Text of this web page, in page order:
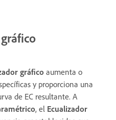
gráfico aumenta o
y proporciona una
de EC resultante. A
, el Ecualizador